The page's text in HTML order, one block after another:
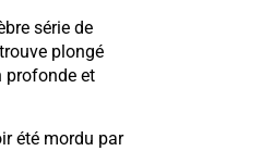
série de
plongé
profonde et
été mordu par